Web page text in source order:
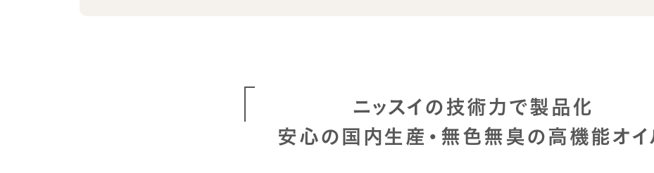
ニッスイの技術力で製品化
安心の国内生産・無色無臭の高機能オイ